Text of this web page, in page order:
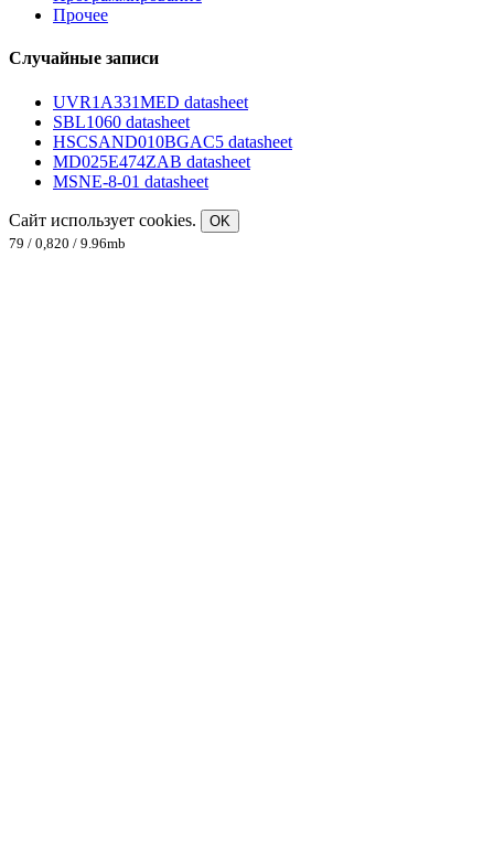
Прочее
Случайные записи
UVR1A331MED datasheet
SBL1060 datasheet
HSCSAND010BGAC5 datasheet
MD025E474ZAB datasheet
MSNE-8-01 datasheet
Сайт использует cookies.
OK
79 / 0,820 / 9.96mb